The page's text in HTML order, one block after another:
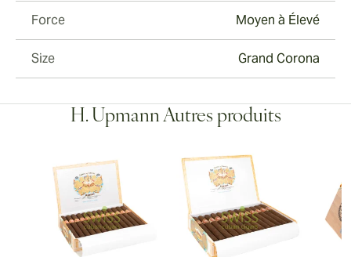
Force Moyen à Élevé
Size Grand Corona
H. Upmann Autres produits